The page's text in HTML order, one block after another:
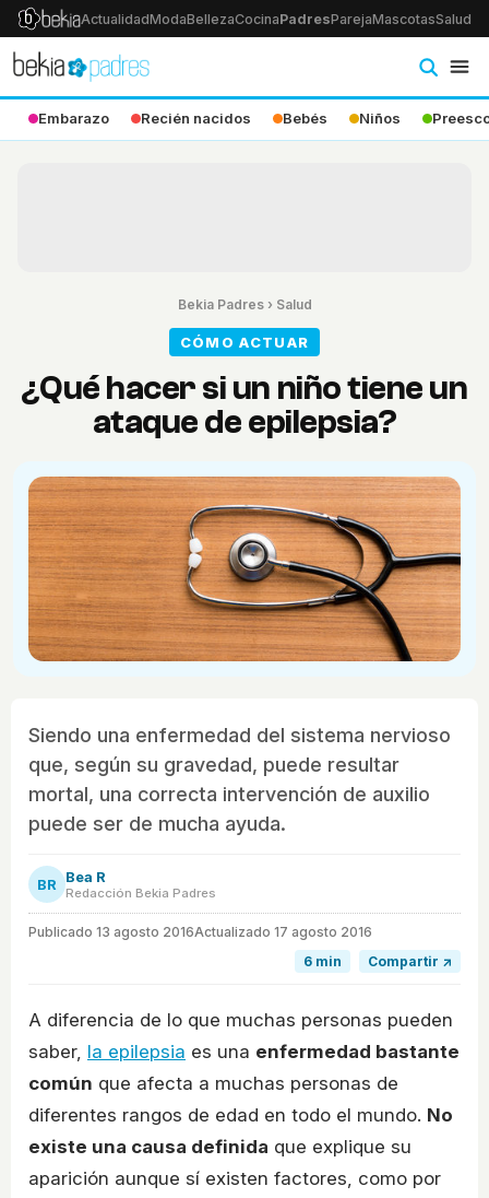
ActualidadModaBellezaCocinaPadresParejaMascotasSalud
Embarazo Recién nacidos Bebés Niños
Bekia Padres› Salud
CÓMO ACTUAR
¿Qué hacer si un niño tiene un
ataque de epilepsia?
Siendo una enfermedad del sistema nervioso
que, según su gravedad, puede resultar
mortal, una correcta intervención de auxilio
puede ser de mucha ayuda.
BR Bea R
Redacción Bekia Padres
Publicado 13 agosto 2016Actualizado 17 agosto 2016
6 min
Compartir ↗
A diferencia de lo que muchas personas pueden
saber, la epilepsia es una enfermedad bastante
común que afecta a muchas personas de
diferentes rangos de edad en todo el mundo. No
existe una causa definida que explique su
aparición aunque sí existen factores, como por